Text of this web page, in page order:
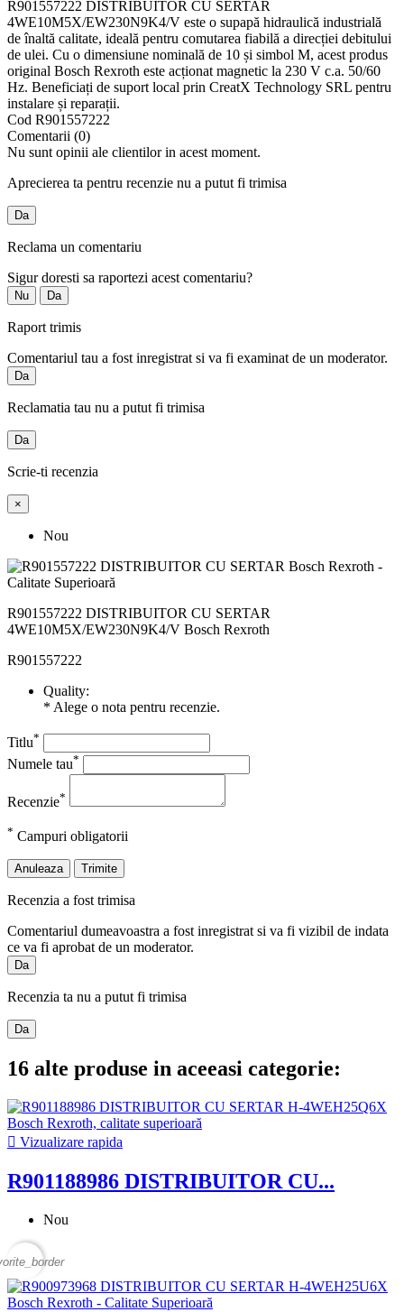
R901557222 DISTRIBUITOR CU SERTAR
4WE10M5X/EW230N9K4/V este o supapă hidraulică industrială
de înaltă calitate, ideală pentru comutarea fiabilă a direcției debitului
de ulei. Cu o dimensiune nominală de 10 și simbol M, acest produs
original Bosch Rexroth este acționat magnetic la 230 V c.a. 50/60
Hz. Beneficiați de suport local prin CreatX Technology SRL pentru
instalare și reparații.
Cod R901557222
Comentarii (0)
Nu sunt opinii ale clientilor in acest moment.
Aprecierea ta pentru recenzie nu a putut fi trimisa
Da
Reclama un comentariu
Sigur doresti sa raportezi acest comentariu?
Nu Da
Raport trimis
Comentariul tau a fost inregistrat si va fi examinat de un moderator.
Da
Reclamatia tau nu a putut fi trimisa
Da
Scrie-ti recenzia
×
Nou
R901557222 DISTRIBUITOR CU SERTAR
4WE10M5X/EW230N9K4/V Bosch Rexroth
R901557222
Quality:
* Alege o nota pentru recenzie.
Titlu*
Numele tau*
Recenzie*
* Campuri obligatorii
Anuleaza Trimite
Recenzia a fost trimisa
Comentariul dumeavoastra a fost inregistrat si va fi vizibil de indata
ce va fi aprobat de un moderator.
Da
Recenzia ta nu a putut fi trimisa
Da
16 alte produse in aceeasi categorie:
 Vizualizare rapida
R901188986 DISTRIBUITOR CU...
Nou